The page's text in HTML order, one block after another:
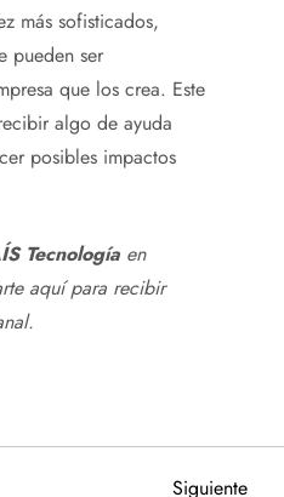
más sofisticados,
pueden ser
que los crea. Este
algo de ayuda
posibles impactos
Tecnología en
aquí para recibir
.
Siguiente